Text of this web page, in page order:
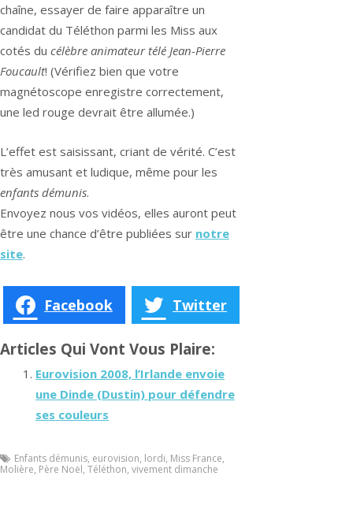
chaîne, essayer de faire apparaître un
candidat du Téléthon parmi les Miss aux
cotés du célèbre animateur télé Jean-Pierre
Foucault! (Vérifiez bien que votre
magnétoscope enregistre correctement,
une led rouge devrait être allumée.)
L’effet est saisissant, criant de vérité. C’est
très amusant et ludique, même pour les
enfants démunis.
Envoyez nous vos vidéos, elles auront peut
être une chance d’être publiées sur notre
site.
Facebook Twitter
Articles Qui Vont Vous Plaire:
Eurovision 2008, l’Irlande envoie
une Dinde (Dustin) pour défendre
ses couleurs
Enfants démunis, eurovision, lordi, Miss France,
Molière, Père Noël, Téléthon, vivement dimanche